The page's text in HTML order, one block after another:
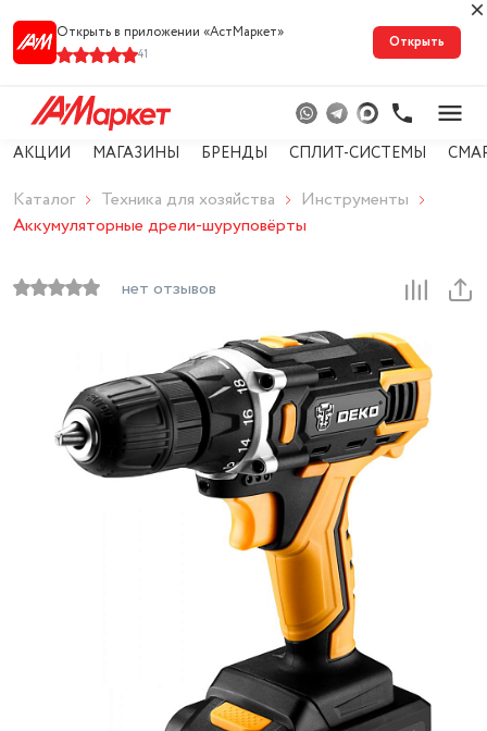
Открыть в приложении «АстМарке‪т‬»
41
Открыть
АКЦИИ МАГАЗИНЫ БРЕНДЫ СПЛИТ-СИСТЕМЫ
Каталог Техника для хозяйства
Инструменты
Аккумуляторные дрели-шуруповёрты
нет отзывов